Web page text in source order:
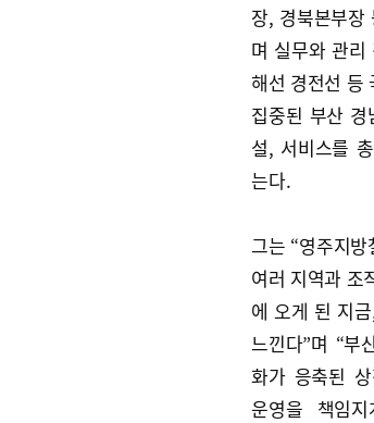
장, 경북본부장
며 실무와 관리
해선 경전선 등
집중된 부산
설, 서비스를
는다.
그는 “영주지
여러 지역과 조
에 오게 된 지
느낀다”며 “부
화가 응축된
운영을 책임